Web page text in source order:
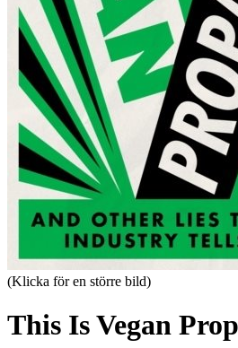
(Klicka för en större bild)
This Is Vegan